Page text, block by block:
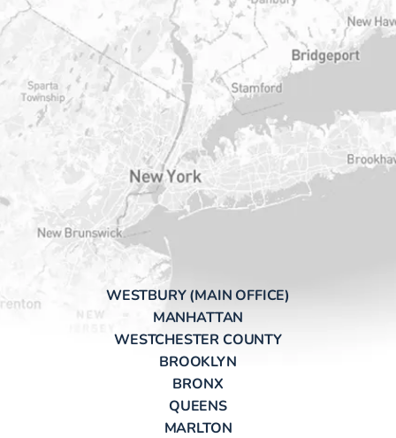
WESTBURY (MAIN OFFICE)
MANHATTAN
WESTCHESTER COUNTY
BROOKLYN
BRONX
QUEENS
MARLTON